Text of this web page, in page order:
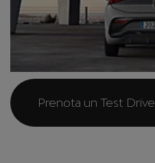
Prenota un Test Drive